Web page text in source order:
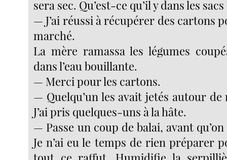
sera sec. Qu’est-ce qu’il y dans les sacs
— J’ai réussi à récupérer des cartons
marché.
La mère ramassa les légumes
dans l’eau bouillante.
— Merci pour les cartons.
— Quelqu’un les avait jetés autour
J’ai pris quelques-uns à la hâte.
— Passe un coup de balai, avant
Je n’ai eu le temps de rien préparer